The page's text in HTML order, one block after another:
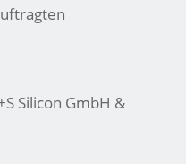
Silicon GmbH &